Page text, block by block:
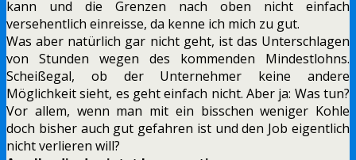
kann und die Grenzen nach oben nicht einfach
versehentlich einreisse, da kenne ich mich zu gut.
Was aber natürlich gar nicht geht, ist das Unterschlagen
von Stunden wegen des kommenden Mindestlohns.
Scheißegal, ob der Unternehmer keine andere
Möglichkeit sieht, es geht einfach nicht. Aber ja: Was tun?
Vor allem, wenn man mit ein bisschen weniger Kohle
doch bisher auch gut gefahren ist und den Job eigentlich
nicht verlieren will?